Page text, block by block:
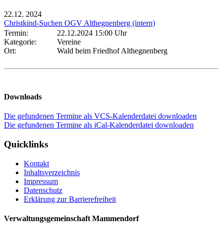
22.12. 2024
Christkind-Suchen OGV Althegnenberg (intern)
Termin:
22.12.2024 15:00 Uhr
Kategorie:
Vereine
Ort:
Wald beim Friedhof Althegnenberg
Downloads
Die gefundenen Termine als VCS-Kalenderdatei downloaden
Die gefundenen Termine als iCal-Kalenderdatei downloaden
Quicklinks
Kontakt
Inhaltsverzeichnis
Impressum
Datenschutz
Erklärung zur Barrierefreiheit
Verwaltungsgemeinschaft Mammendorf